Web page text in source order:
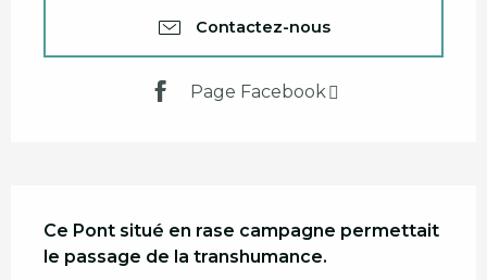
Contactez-nous
Page Facebook
Description
Ce Pont situé en rase campagne permettait
le passage de la transhumance.